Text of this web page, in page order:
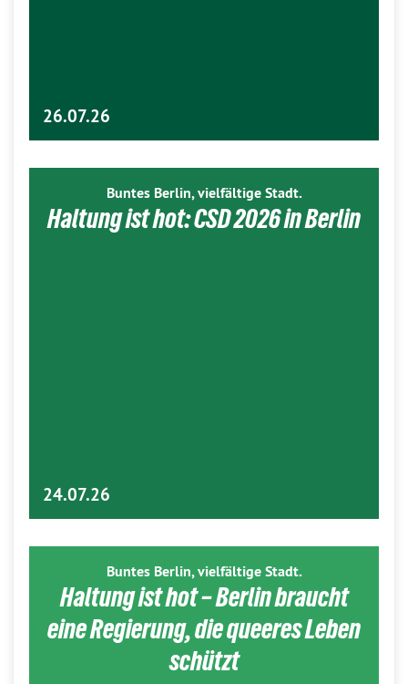
26.07.26
Buntes Berlin, vielfältige Stadt.
Haltung ist hot: CSD 2026 in Berlin
24.07.26
Buntes Berlin, vielfältige Stadt.
Haltung ist hot – Berlin braucht
eine Regierung, die queeres Leben
schützt